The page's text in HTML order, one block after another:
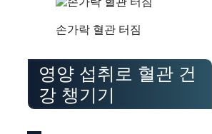
손가락 혈관 터짐
영양 섭취로 혈관 건
강 챙기기